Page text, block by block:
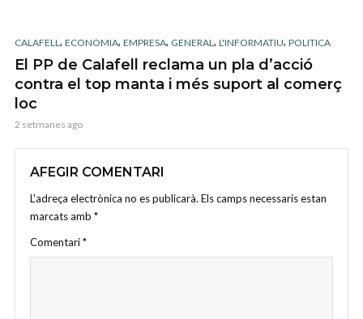
CALAFELL , ECONOMIA, EMPRESA, GENERAL , L'INFORMATIU, POLITICA
El PP de Calafell reclama un pla d’acció
contra el top manta i més suport al comerç
loc
2 setmanes ago
AFEGIR COMENTARI
L'adreça electrònica no es publicarà. Els camps necessaris estan
marcats amb *
Comentari*